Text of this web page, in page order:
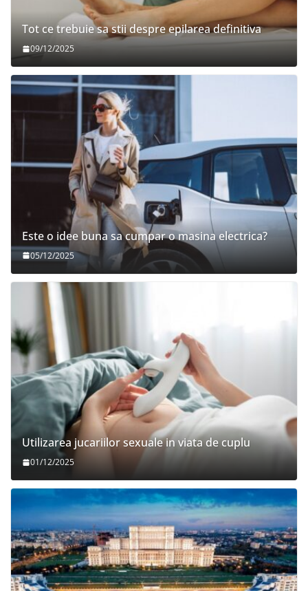
Tot ce trebuie sa stii despre epilarea definitiva
09/12/2025
Este o idee buna sa cumpar o masina electrica?
05/12/2025
Utilizarea jucariilor sexuale in viata de cuplu
01/12/2025